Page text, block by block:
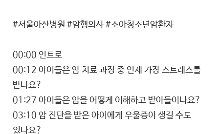
#서울아산병원 #암행의사 #소아청소년암환자
00:00 인트로
00:12 아이들은 암 치료 과정 중 언제 가장 스트레스를
받나요?
01:27 아이들은 암을 어떻게 이해하고 받아들이나요?
03:10 암 진단을 받은 아이에게 우울증이 생길 수도
있나요?